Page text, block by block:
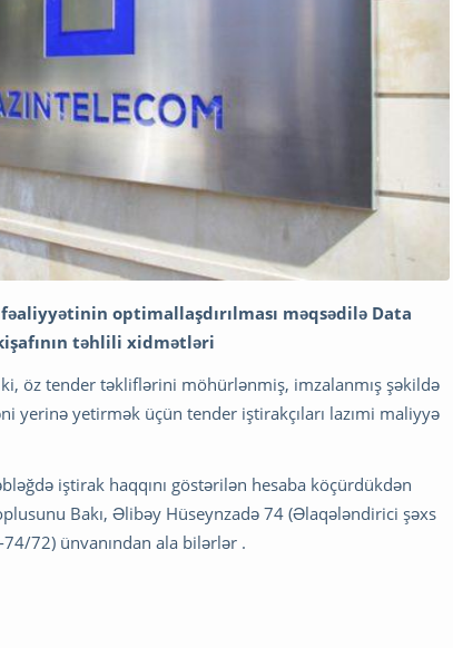
optimallaşdırılması məqsədilə Data
təhlili xidmətləri
öz tender təkliflərini möhürlənmiş, imzalanmış şəkildə
yerinə yetirmək üçün tender iştirakçıları lazımi maliyyə
iştirak haqqını göstərilən hesaba köçürdükdən
Bakı, Əlibəy Hüseynzadə 74 (Əlaqələndirici şəxs
72) ünvanından ala bilərlər .